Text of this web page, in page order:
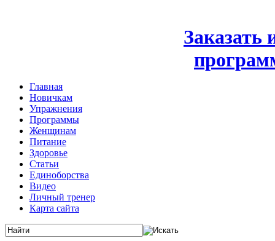
Заказать
Главная
Новичкам
Упражнения
Программы
Женщинам
Питание
Здоровье
Статьи
Единоборства
Видео
Личный тренер
Карта сайта